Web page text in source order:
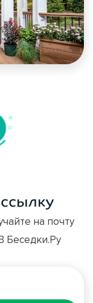
на почту
Беседки.Ру